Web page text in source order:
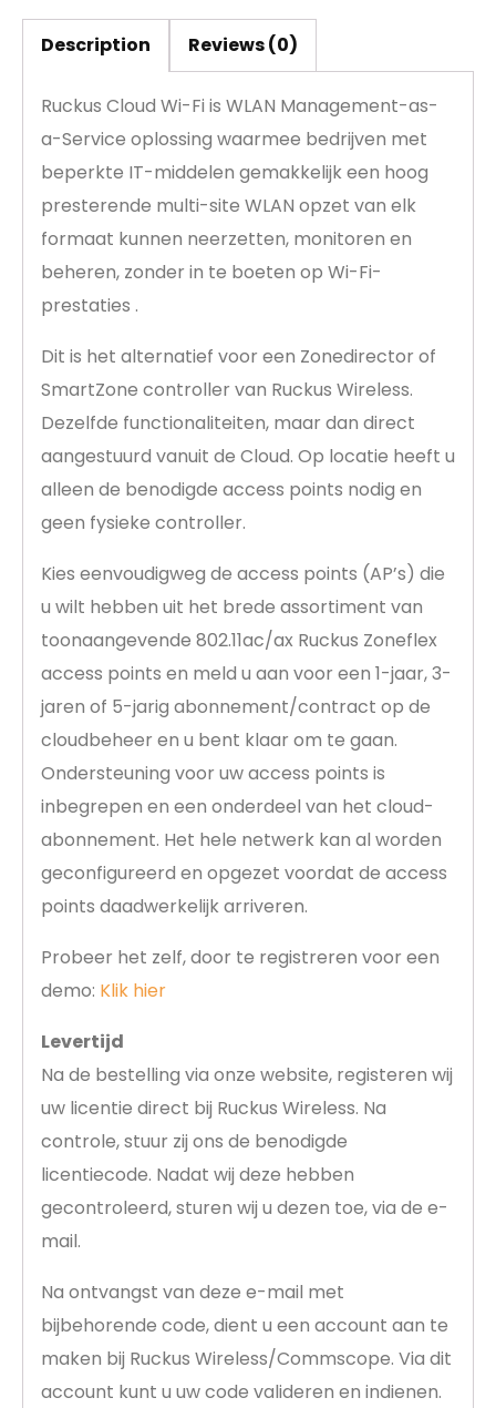
Description Reviews (0)
Ruckus Cloud Wi-Fi is WLAN Management-as-
a-Service oplossing waarmee bedrijven met
beperkte IT-middelen gemakkelijk een hoog
presterende multi-site WLAN opzet van elk
formaat kunnen neerzetten, monitoren en
beheren, zonder in te boeten op Wi-Fi-
prestaties .
Dit is het alternatief voor een Zonedirector of
SmartZone controller van Ruckus Wireless.
Dezelfde functionaliteiten, maar dan direct
aangestuurd vanuit de Cloud. Op locatie heeft u
alleen de benodigde access points nodig en
geen fysieke controller.
Kies eenvoudigweg de access points (AP’s) die
u wilt hebben uit het brede assortiment van
toonaangevende 802.11ac/ax Ruckus Zoneflex
access points en meld u aan voor een 1-jaar, 3-
jaren of 5-jarig abonnement/contract op de
cloudbeheer en u bent klaar om te gaan.
Ondersteuning voor uw access points is
inbegrepen en een onderdeel van het cloud-
abonnement. Het hele netwerk kan al worden
geconfigureerd en opgezet voordat de access
points daadwerkelijk arriveren.
Probeer het zelf, door te registreren voor een
demo: Klik hier
Levertijd
Na de bestelling via onze website, registeren wij
uw licentie direct bij Ruckus Wireless. Na
controle, stuur zij ons de benodigde
licentiecode. Nadat wij deze hebben
gecontroleerd, sturen wij u dezen toe, via de e-
mail.
Na ontvangst van deze e-mail met
bijbehorende code, dient u een account aan te
maken bij Ruckus Wireless/Commscope. Via dit
account kunt u uw code valideren en indienen.